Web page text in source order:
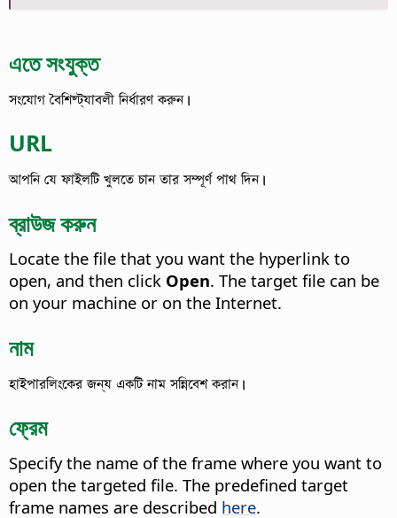
এতে সংযুক্ত
সংযোগ বৈশিষ্ট্যাবলী নির্ধারণ করুন।
URL
আপনি যে ফাইলটি খুলতে চান তার সম্পূর্ণ পাথ দিন।
ব্রাউজ করুন
Locate the file that you want the hyperlink to
open, and then click Open. The target file can be
on your machine or on the Internet.
নাম
হাইপারলিংকের জন্য একটি নাম সন্নিবেশ করান।
ফ্রেম
Specify the name of the frame where you want to
open the targeted file. The predefined target
frame names are described here.